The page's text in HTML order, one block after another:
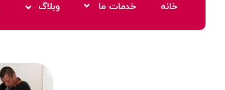
خانه خدمات ما وبلاگ